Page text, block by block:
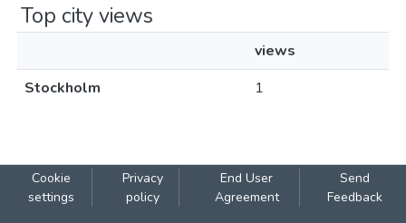
Top city views
views
Stockholm
1
Cookie
settings
Privacy
policy
End User
Agreement
Send
Feedback